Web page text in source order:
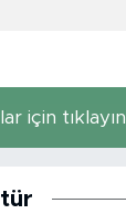
için tıklayın